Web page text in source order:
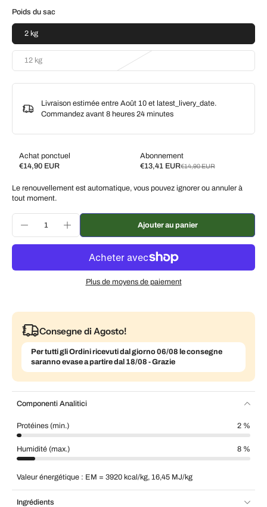
Poids du sac
2 kg
12 kg
Livraison estimée entre Août 10 et latest_livery_date.
Commandez avant 8 heures 24 minutes
Achat ponctuel
€14,90 EUR
Abonnement
€13,41 EUR€14,90 EUR
Subscribe and save
Livrez toutes les 2 semaines, 10 % de réduction
Livrez toutes les 3 semaines, 7 % de réduction
€13,86 EUR
Livrez chaque mois, 5 % de réduction
Le renouvellement est automatique, vous pouvez ignorer ou annuler à
tout moment.
Ajouter au panier
Plus de moyens de paiement
Consegne di Agosto!
Per tutti gli Ordini ricevuti dal giorno 06/08 le consegne
saranno evase a partire dal 18/08 - Grazie
Componenti Analitici
Protéines (min.) 2 %
Humidité (max.) 8 %
Valeur énergétique : EM = 3920 kcal/kg, 16,45 MJ/kg
Ingrédients